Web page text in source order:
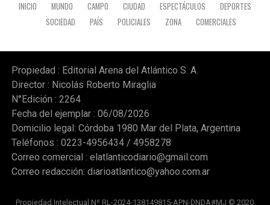
INICIO MUNDO CAMPO CIUDAD ESPECTÁCULOS
DEPORTES
SOCIEDAD
PAÍS POLICIALES ZONA COMERCIALES
Propiedad : Editorial Arena del Atlántico S. A.
Director : Nicolás Roberto Miraglia
N°Edición : 2264
Fecha del ejemplar : 06/08/2026
Domicilio legal: Córdoba 1980 Mar del Plata, Argentina
Teléfonos : 0223-4956434 / 4958278
Correo comercial : elatlanticodiario@gmail.com
Correo redacción: diarioatlantico@yahoo.com.ar
Propiedad Intelectual Nº RL-2024-138149815-APN-DNDA#MJ © 2020